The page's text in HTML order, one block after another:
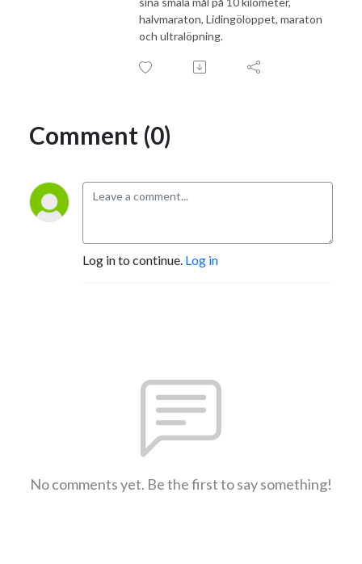
halvmaraton, Lidingöloppet, maraton
och ultralöpning.
Comment (0)
Log in to continue. Log in
No comments yet. Be the first to say something!